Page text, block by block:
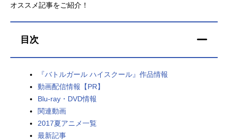
今期アニメ曜日別一覧
男性声優/女性声優一覧
FOLLOW US
オススメ記事をご紹介！
目次
『バトルガール ハイスクール』作品情報
動画配信情報【PR】
Blu-ray・DVD情報
関連動画
2017夏アニメ一覧
最新記事